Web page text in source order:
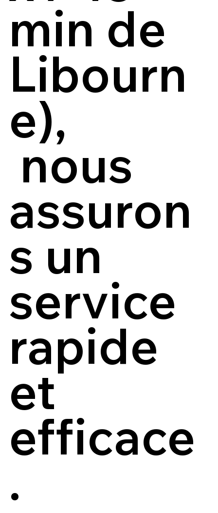
min de
Libourn
e),
nous
assuron
s un
service
rapide
et
efficace
.